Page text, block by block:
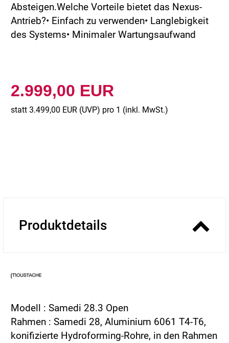
Absteigen.Welche Vorteile bietet das Nexus-
Antrieb?• Einfach zu verwenden• Langlebigkeit
des Systems• Minimaler Wartungsaufwand
2.999,00 EUR
statt 3.499,00 EUR (UVP) pro 1 (inkl. MwSt.)
Produktdetails
Modell : Samedi 28.3 Open
Rahmen : Samedi 28, Aluminium 6061 T4-T6,
konifizierte Hydroforming-Rohre, in den Rahmen